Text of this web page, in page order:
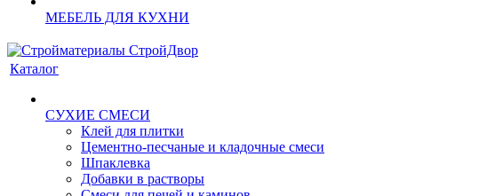
МЕБЕЛЬ ДЛЯ КУХНИ
Каталог
СУХИЕ СМЕСИ
Клей для плитки
Цементно-песчаные и кладочные смеси
Шпаклевка
Добавки в растворы